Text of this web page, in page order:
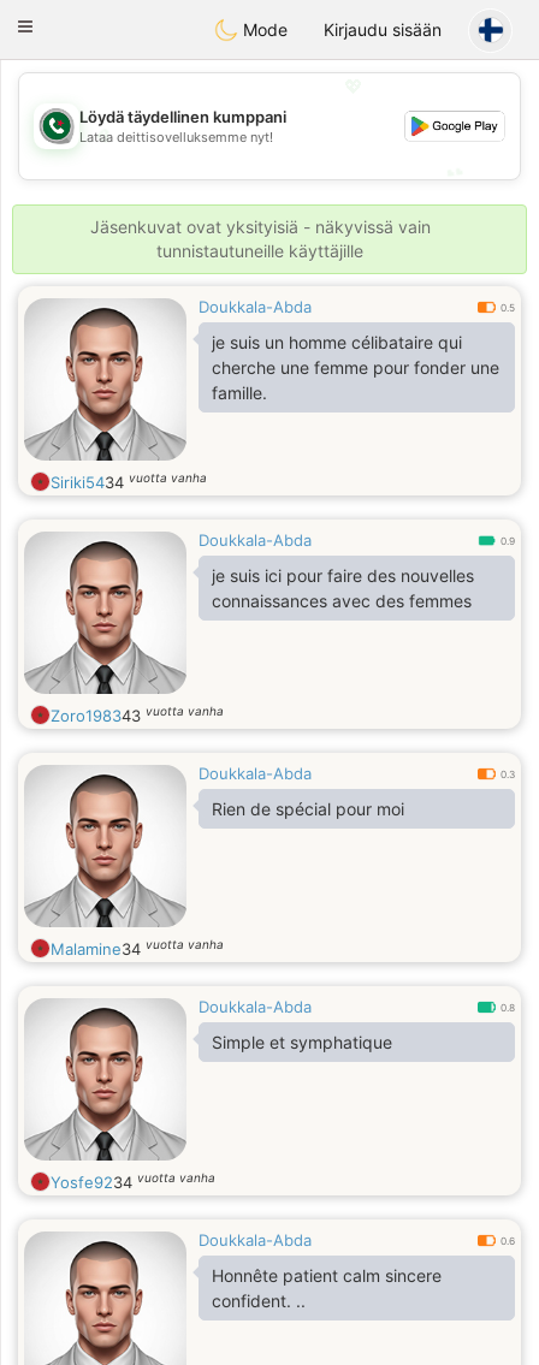
Weshrak
Toggle
Mode Kirjaudu sisään
💖
💕
Löydä täydellinen kumppani
Lataa deittisovelluksemme nyt!
Jäsenkuvat ovat yksityisiä - näkyvissä vain
tunnistautuneille käyttäjille
Doukkala-Abda 0.5
je suis un homme célibataire qui
cherche une femme pour fonder une
famille.
Siriki5434 vuotta vanha
Doukkala-Abda 0.9
je suis ici pour faire des nouvelles
connaissances avec des femmes
Zoro198343 vuotta vanha
Doukkala-Abda 0.3
Rien de spécial pour moi
Malamine34 vuotta vanha
Doukkala-Abda 0.8
Simple et symphatique
Yosfe9234 vuotta vanha
Doukkala-Abda 0.6
Honnête patient calm sincere
confident. ..